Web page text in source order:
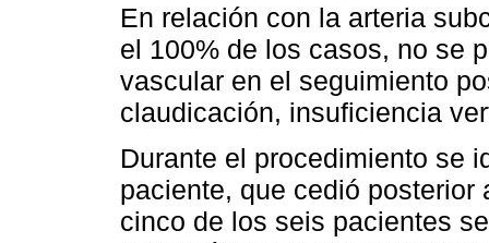
En relación con la arteria
el 100% de los casos, no se
vascular en el seguimiento
claudicación, insuficiencia
Durante el procedimiento se
paciente, que cedió
cinco de los seis pacientes